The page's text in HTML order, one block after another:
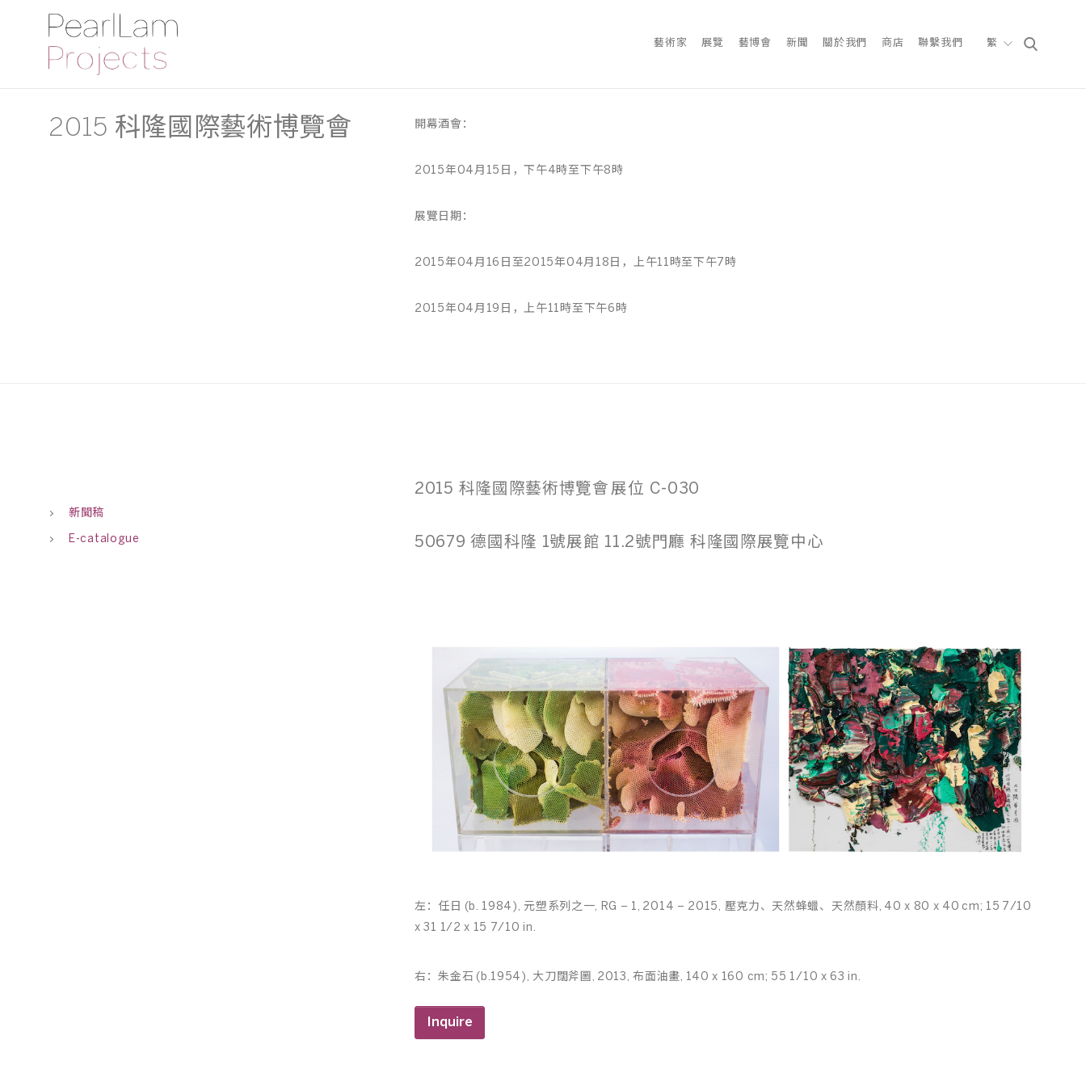
藝術家 展覽 藝博會 新聞 關於我們 商店 聯繫我們 繁
2015 科隆國際藝術博覽會 開幕酒會：
2015年04月15日，下午4時至下午8時
展覽日期：
2015年04月16日至2015年04月18日，上午11時至下午7時
2015年04月19日，上午11時至下午6時
新聞稿
E-catalogue
2015 科隆國際藝術博覽會 展位 C-030
50679 德國科隆 1號展館 11.2號門廳 科隆國際展覽中心
左：任日 (b. 1984), 元塑系列之一, RG – 1, 2014 – 2015, 壓克力、天然蜂蠟、天然顏料, 40 x 80 x 40 cm; 15 7/10
x 31 1/2 x 15 7/10 in.
右：朱金石 (b.1954), 大刀闊斧圖, 2013, 布面油畫, 140 x 160 cm; 55 1/10 x 63 in.
Inquire